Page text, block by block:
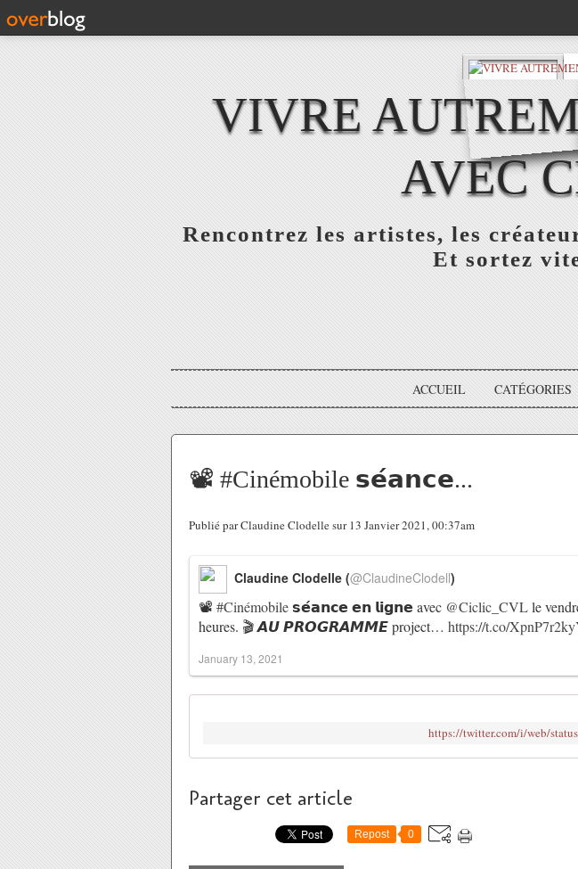
VIVRE
AVEC
Rencontrez les artistes, les
Et sortez
ACCUEIL CATÉGORIES
📽 #Cinémobile 𝘀𝗲́𝗮𝗻𝗰𝗲...
Publié par Claudine Clodelle sur 13 Janvier 2021, 00:37am
📽 #Cinémobile𝘀𝗲́𝗮𝗻𝗰𝗲 𝗲𝗻 𝗹𝗶𝗴𝗻𝗲 avec @Ciclic_CVLle
heures. 🎬 𝘼𝙐 𝙋𝙍𝙊𝙂𝙍𝘼𝙈𝙈𝙀 project… https://t.co/
Claudine Clodelle (@ClaudineClodell)
January 13, 2021
https://twitter.com/i/web/
Partager cet article
Repost 0